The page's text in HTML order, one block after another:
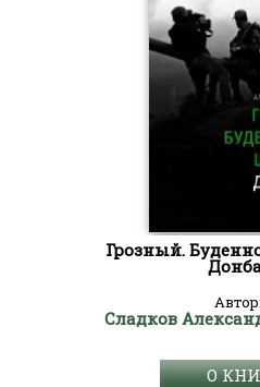
Грозный.
Сладков
О